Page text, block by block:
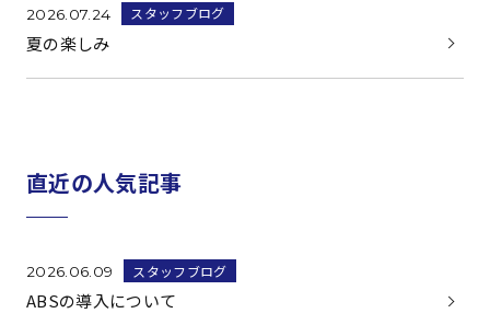
2026.07.24 スタッフブログ
夏の楽しみ
直近の人気記事
2026.06.09 スタッフブログ
ABSの導入について